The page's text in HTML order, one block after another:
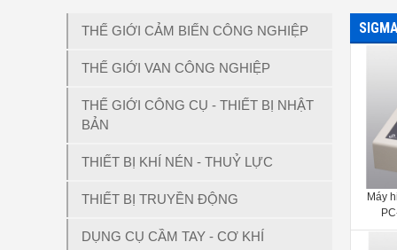
THẾ GIỚI CẢM BIẾN CÔNG NGHIỆP
THẾ GIỚI VAN CÔNG NGHIỆP
THẾ GIỚI CÔNG CỤ - THIẾT BỊ NHẬT
BẢN
THIẾT BỊ KHÍ NÉN - THUỶ LỰC
THIẾT BỊ TRUYỀN ĐỘNG
DỤNG CỤ CẦM TAY - CƠ KHÍ
Máy